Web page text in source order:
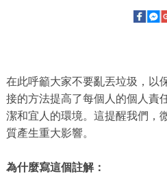
在此呼籲大家不要亂丟垃圾，以
接的方法提高了每個人的個人責
潔和宜人的環境。這提醒我們，
質產生重大影響。
為什麼寫這個註解：